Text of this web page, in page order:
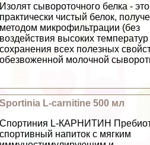
Изолят сывороточного белка - это
пpaктически чистый белок,
методом микрофильтрации (без
воздействия высоких температур
сохранения всех полезных
обезвоженной молочной
Sportinia L-carnitine 500 мл
Спортиния L-КАРНИТИН
спортивный напиток с мягким